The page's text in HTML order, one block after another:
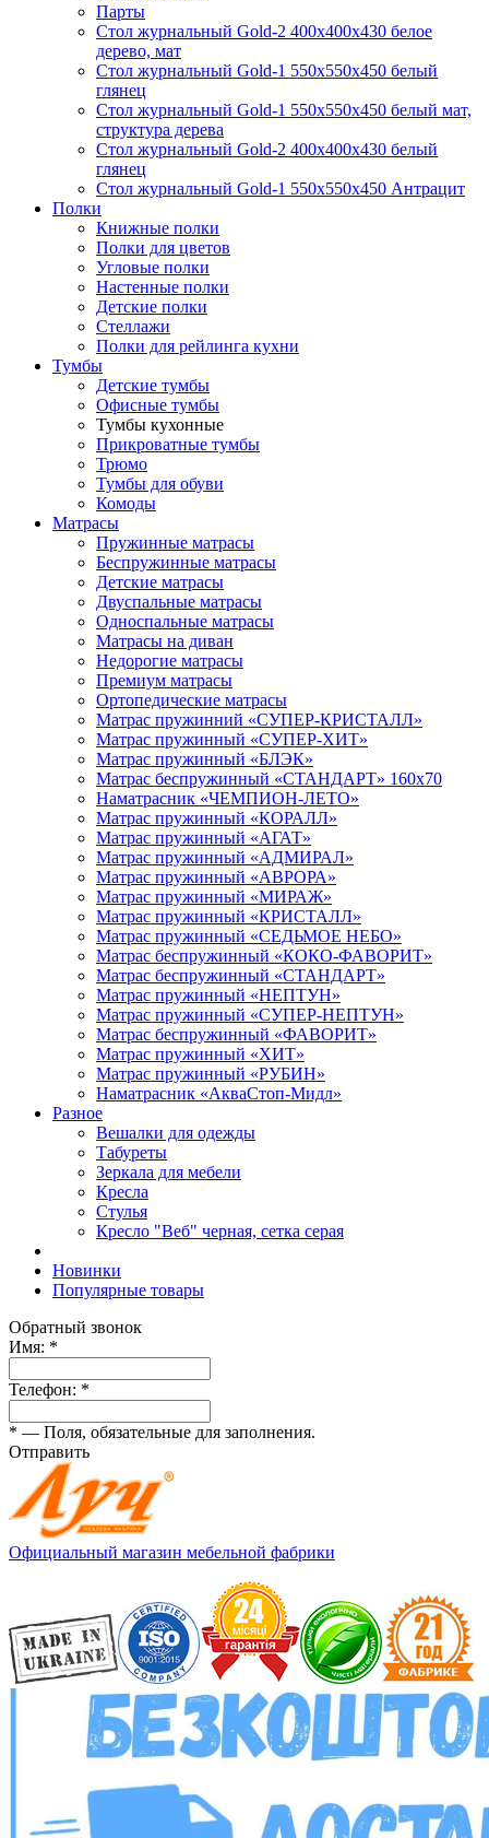
Парты
Стол журнальный Gold-2 400х400х430 белое
дерево, мат
Стол журнальный Gold-1 550х550х450 белый
глянец
Стол журнальный Gold-1 550х550х450 белый мат,
структура дерева
Стол журнальный Gold-2 400х400х430 белый
глянец
Стол журнальный Gold-1 550х550х450 Антрацит
Полки
Книжные полки
Полки для цветов
Угловые полки
Настенные полки
Детские полки
Стеллажи
Полки для рейлинга кухни
Тумбы
Детские тумбы
Офисные тумбы
Тумбы кухонные
Прикроватные тумбы
Трюмо
Тумбы для обуви
Комоды
Матрасы
Пружинные матрасы
Беспружинные матрасы
Детские матрасы
Двуспальные матрасы
Односпальные матрасы
Матрасы на диван
Недорогие матрасы
Премиум матрасы
Ортопедические матрасы
Матрас пружинний «СУПЕР-КРИСТАЛЛ»
Матрас пружинный «СУПЕР-ХИТ»
Матрас пружинный «БЛЭК»
Матрас беспружинный «СТАНДАРТ» 160х70
Наматрасник «ЧЕМПИОН-ЛЕТО»
Матрас пружинный «КОРАЛЛ»
Матрас пружинный «АГАТ»
Матрас пружинный «АДМИРАЛ»
Матрас пружинный «АВРОРА»
Матрас пружинный «МИРАЖ»
Матрас пружинный «КРИСТАЛЛ»
Матрас пружинный «СЕДЬМОЕ НЕБО»
Матрас беспружинный «КОКО-ФАВОРИТ»
Матрас беспружинный «СТАНДАРТ»
Матрас пружинный «НЕПТУН»
Матрас пружинный «СУПЕР-НЕПТУН»
Матрас беспружинный «ФАВОРИТ»
Матрас пружинный «ХИТ»
Матрас пружинный «РУБИН»
Наматрасник «АкваСтоп-Мидл»
Разное
Вешалки для одежды
Табуреты
Зеркала для мебели
Кресла
Стулья
Кресло "Веб" черная, сетка серая
Новинки
Популярные товары
Обратный звонок
Имя: *
Телефон: *
* — Поля, обязательные для заполнения.
Отправить
Официальный магазин мебельной фабрики